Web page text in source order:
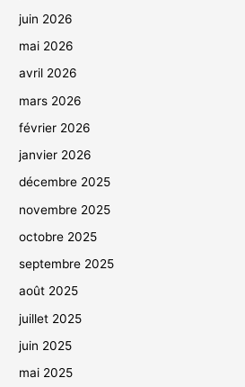
juin 2026
mai 2026
avril 2026
mars 2026
février 2026
janvier 2026
décembre 2025
novembre 2025
octobre 2025
septembre 2025
août 2025
juillet 2025
juin 2025
mai 2025